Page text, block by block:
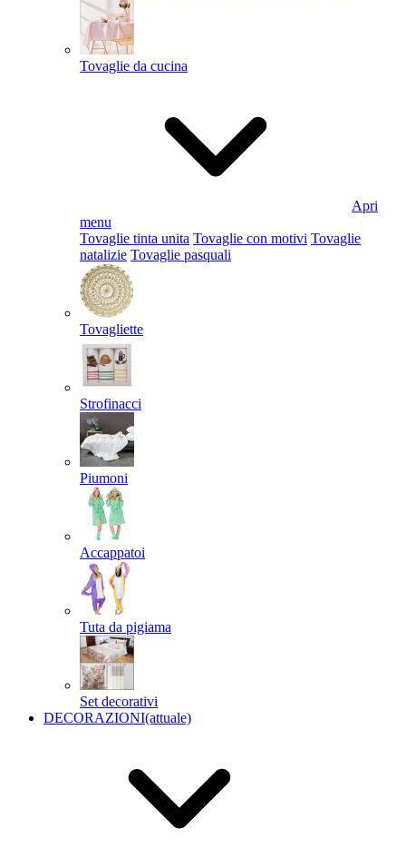
Tovaglie da cucina
Apri
menu
Tovaglie tinta unita Tovaglie con motivi Tovaglie
natalizie Tovaglie pasquali
Tovagliette
Strofinacci
Piumoni
Accappatoi
Tuta da pigiama
Set decorativi
DECORAZIONI(attuale)